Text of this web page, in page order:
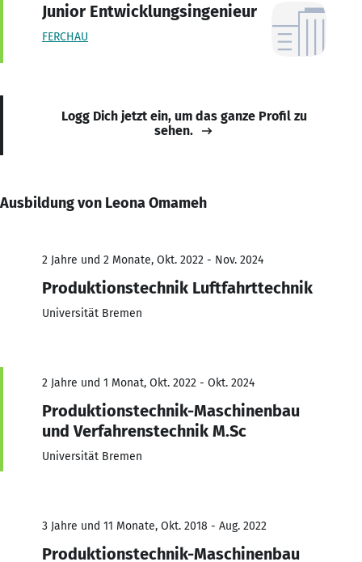
Junior Entwicklungsingenieur
FERCHAU
Logg Dich jetzt ein, um das ganze Profil zu
sehen.
Ausbildung von Leona Omameh
2 Jahre und 2 Monate, Okt. 2022 - Nov. 2024
Produktionstechnik Luftfahrttechnik
Universität Bremen
2 Jahre und 1 Monat, Okt. 2022 - Okt. 2024
Produktionstechnik-Maschinenbau
und Verfahrenstechnik M.Sc
Universität Bremen
3 Jahre und 11 Monate, Okt. 2018 - Aug. 2022
Produktionstechnik-Maschinenbau